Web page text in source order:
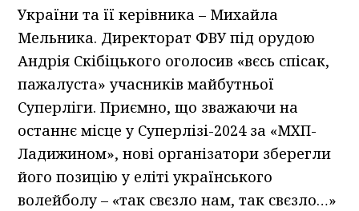
України та її керівника – Михайла
Мельника. Директорат ФВУ під орудою
Андрія Скібіцького оголосив «вєсь спісак,
пажалуста» учасників майбутньої
Суперліги. Приємно, що зважаючи на
останнє місце у Суперлізі-2024 за «МХП-
Ладижином», нові організатори зберегли
його позицію у еліті українського
волейболу – «так свєзло нам, так свєзло…»